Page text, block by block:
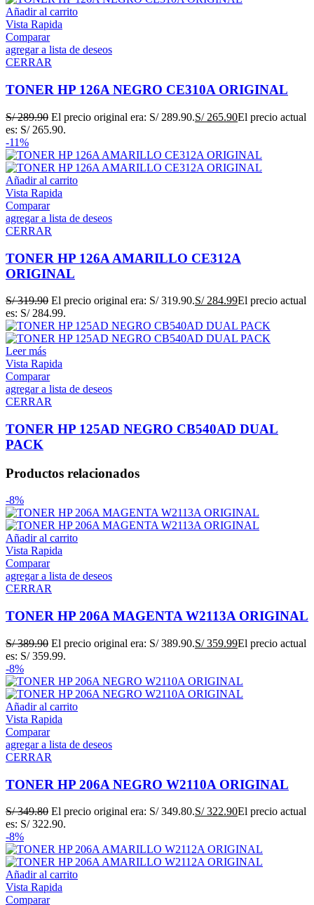
Añadir al carrito
Vista Rapida
Comparar
agregar a lista de deseos
CERRAR
TONER HP 126A NEGRO CE310A ORIGINAL
S/289.90 El precio original era: S/ 289.90.S/265.90El precio actual
es: S/ 265.90.
-11%
Añadir al carrito
Vista Rapida
Comparar
agregar a lista de deseos
CERRAR
TONER HP 126A AMARILLO CE312A
ORIGINAL
S/319.90 El precio original era: S/ 319.90.S/284.99El precio actual
es: S/ 284.99.
Leer más
Vista Rapida
Comparar
agregar a lista de deseos
CERRAR
TONER HP 125AD NEGRO CB540AD DUAL
PACK
Productos relacionados
-8%
Añadir al carrito
Vista Rapida
Comparar
agregar a lista de deseos
CERRAR
TONER HP 206A MAGENTA W2113A ORIGINAL
S/389.90 El precio original era: S/ 389.90.S/359.99El precio actual
es: S/ 359.99.
-8%
Añadir al carrito
Vista Rapida
Comparar
agregar a lista de deseos
CERRAR
TONER HP 206A NEGRO W2110A ORIGINAL
S/349.80 El precio original era: S/ 349.80.S/322.90El precio actual
es: S/ 322.90.
-8%
Añadir al carrito
Vista Rapida
Comparar